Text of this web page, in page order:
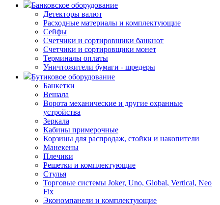
Банковское оборудование
Детекторы валют
Расходные материалы и комплектующие
Сейфы
Счетчики и сортировщики банкнот
Счетчики и сортировщики монет
Терминалы оплаты
Уничтожители бумаги - шредеры
Бутиковое оборудование
Банкетки
Вешала
Ворота механические и другие охранные
устройства
Зеркала
Кабины примерочные
Корзины для распродаж, стойки и накопители
Манекены
Плечики
Решетки и комплектующие
Стулья
Торговые системы Joker, Uno, Global, Vertical, Neo
Fix
Экономпанели и комплектующие